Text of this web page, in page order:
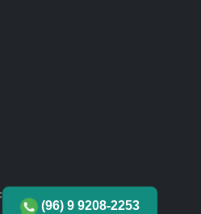
(96) 9 9208-2253